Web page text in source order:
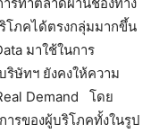
โภคได้ตรงกลุ่มมากขึ้น
มาใช้ในการ
ษัทฯ ยังคงให้ความ
Demand โดย
รของผู้บริโภคทั้งในรูป